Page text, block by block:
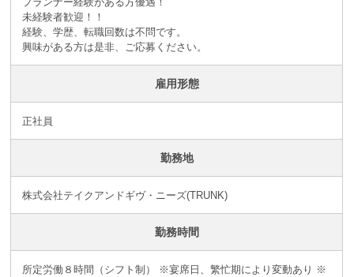
未経験者歓迎！！
経験、学歴、転職回数は不問です。
興味がある方は是非、ご応募ください。
雇用形態
正社員
勤務地
株式会社テイクアンドギヴ・ニーズ(TRUNK)
勤務時間
所定労働８時間（シフト制） ※宴席日、繁忙期により変動あり ※